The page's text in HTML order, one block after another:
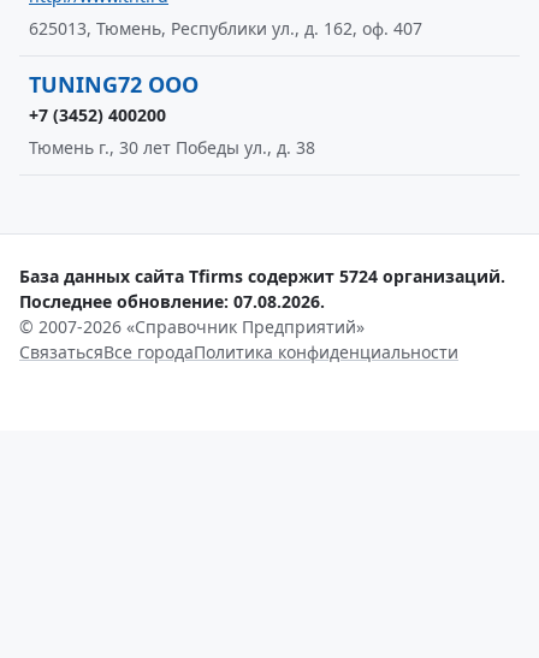
625013, Тюмень, Республики ул., д. 162, оф. 407
TUNING72 ООО
+7 (3452) 400200
Тюмень г., 30 лет Победы ул., д. 38
База данных сайта Tfirms содержит 5724 организаций.
Последнее обновление: 07.08.2026.
© 2007-2026 «Справочник Предприятий»
СвязатьсяВсе городаПолитика конфиденциальности